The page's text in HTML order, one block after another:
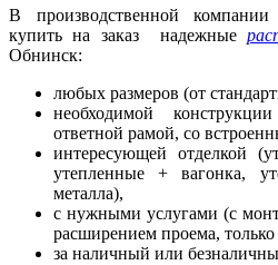
В производственной
купить на заказ надежные
Обнинск:
любых размеров (от
необходимой
ответной рамой, со
интересующей отделкой
утепленные + вагонка,
металла),
с нужными услугами (с
расширением проема,
за наличный или